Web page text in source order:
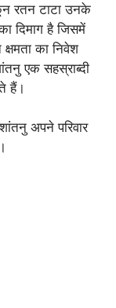
रतन टाटा उनके
दिमाग है जिसमें
का निवेश
एक सहस्राब्दी
हैं।
अपने परिवार